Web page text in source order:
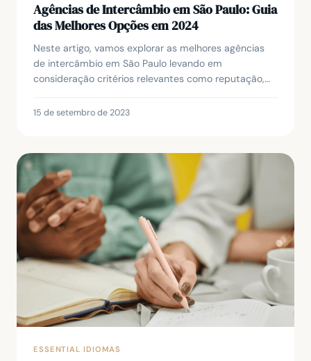
Agências de Intercâmbio em São Paulo: Guia
das Melhores Opções em 2024
Neste artigo, vamos explorar as melhores agências
de intercâmbio em São Paulo levando em
consideração critérios relevantes como reputação,
certa pa...
15 de setembro de 2023
ESSENTIAL IDIOMAS